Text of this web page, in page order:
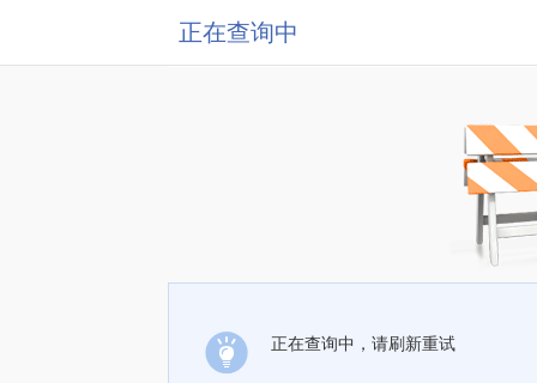
正在查询中
正在查询中，请刷新重试